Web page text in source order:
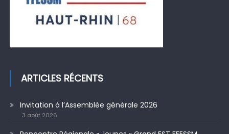
ARTICLES RÉCENTS
Invitation à l’Assemblée générale 2026
3 août 2026